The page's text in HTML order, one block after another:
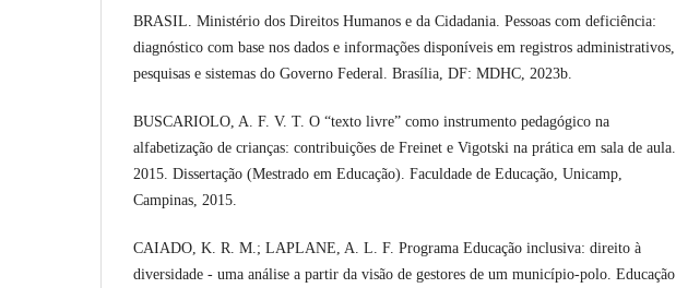
BRASIL. Ministério dos Direitos Humanos e da Cidadania. Pessoas com deficiência:
diagnóstico com base nos dados e informações disponíveis em registros administrativos,
pesquisas e sistemas do Governo Federal. Brasília, DF: MDHC, 2023b.
BUSCARIOLO, A. F. V. T. O “texto livre” como instrumento pedagógico na
alfabetização de crianças: contribuições de Freinet e Vigotski na prática em sala de aula.
2015. Dissertação (Mestrado em Educação). Faculdade de Educação, Unicamp,
Campinas, 2015.
CAIADO, K. R. M.; LAPLANE, A. L. F. Programa Educação inclusiva: direito à
diversidade - uma análise a partir da visão de gestores de um município-polo. Educação